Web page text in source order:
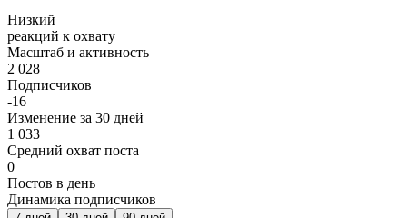
Низкий
реакций к охвату
Масштаб и активность
2 028
Подписчиков
-16
Изменение за 30 дней
1 033
Средний охват поста
0
Постов в день
Динамика подписчиков